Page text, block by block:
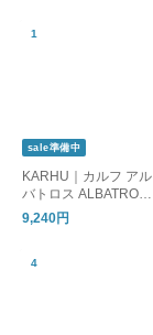
sale準備中
KARHU｜カルフ アル
バトロス ALBATROS
S 82（KH807064）
9,240円